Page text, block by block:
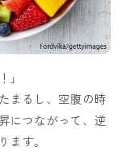
」
まるし、空腹の時
につながって、逆
す。